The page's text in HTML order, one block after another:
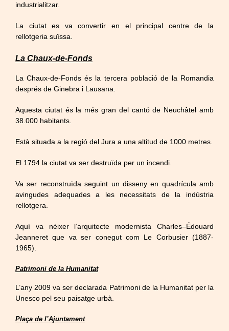
industrialitzar.
La ciutat es va convertir en el principal centre de la
rellotgeria suïssa.
La Chaux-de-Fonds
LaChaux-de-Fonds és la tercera població de la Romandia
després de Ginebra i Lausana.
Aquesta ciutat és la més gran del cantó de Neuchâtel amb
38.000 habitants.
Està situada a la regió del Jura a una altitud de 1000 metres.
El 1794 la ciutat va ser destruïda per un incendi.
Va ser reconstruïda seguint un disseny en quadrícula amb
avingudes adequades a les necessitats de la indústria
rellotgera.
Aquí va néixer l’arquitecte modernista Charles–Édouard
Jeanneret que va ser conegut com Le Corbusier(1887-
1965).
Patrimoni de la Humanitat
L’any 2009 va ser declarada Patrimoni de la Humanitat per la
Unesco pel seu paisatge urbà.
Plaça de l’Ajuntament